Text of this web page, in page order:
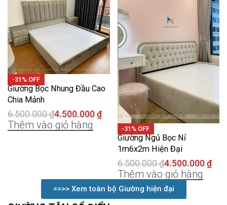
-31% OFF
Giường Bọc Nhung Đầu Cao
Chia Mảnh
6.500.000₫4.500.000 ₫
Thêm vào giỏ hàng -31% OFF
Giường Ngủ Bọc Nỉ
1m6x2m Hiện Đại
6.500.000₫4.500.000 ₫
Thêm vào giỏ hàng
==>> Xem toàn bộ Giường hiện đại